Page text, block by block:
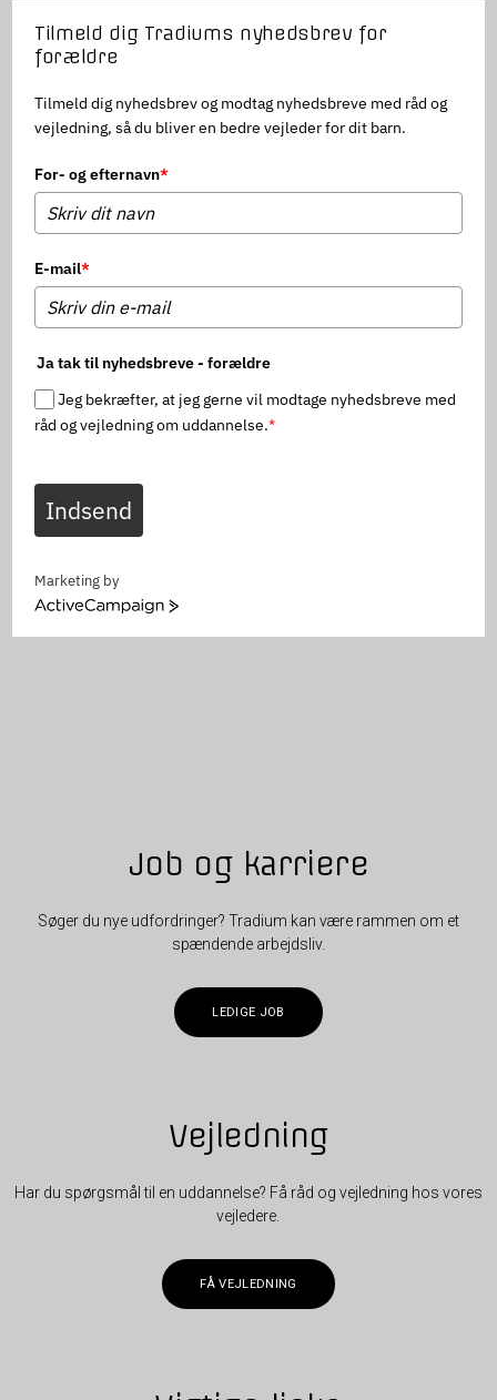
Tilmeld dig Tradiums nyhedsbrev for
forældre
Tilmeld dig nyhedsbrev og modtag nyhedsbreve med råd og
vejledning, så du bliver en bedre vejleder for dit barn.
For- og efternavn*
E-mail*
Ja tak til nyhedsbreve - forældre
Jeg bekræfter, at jeg gerne vil modtage nyhedsbreve med
råd og vejledning om uddannelse.*
Indsend
Marketing by
ActiveCampaign
Job og karriere
Søger du nye udfordringer? Tradium kan være rammen om et
spændende arbejdsliv.
LEDIGE JOB
Vejledning
Har du spørgsmål til en uddannelse? Få råd og vejledning hos vores
vejledere.
FÅ VEJLEDNING